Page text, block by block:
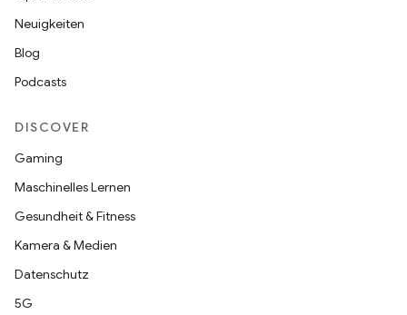
Neuigkeiten
Blog
Podcasts
DISCOVER
Gaming
Maschinelles Lernen
Gesundheit & Fitness
Kamera & Medien
Datenschutz
5G